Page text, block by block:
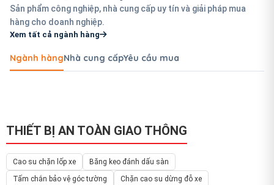
Sản phẩm công nghiệp, nhà cung cấp uy tín và giải pháp mua
hàng cho doanh nghiệp.
Xem tất cả ngành hàng
Ngành hàngNhà cung cấpYêu cầu mua
THIẾT BỊ AN TOÀN GIAO THÔNG
Cao su chặn lốp xe
Băng keo đánh dấu sàn
Tấm chắn bảo vệ góc tường
Chặn cao su dừng đỗ xe